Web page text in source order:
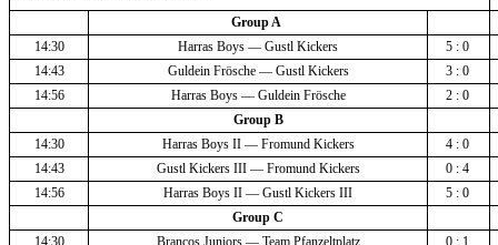
Group A
14:30
Harras Boys — Gustl Kickers
5 : 0
14:43
Guldein Frösche — Gustl Kickers
3 : 0
14:56
Harras Boys — Guldein Frösche
2 : 0
Group B
14:30
Harras Boys II — Fromund Kickers
4 : 0
14:43
Gustl Kickers III — Fromund Kickers
0 : 4
14:56
Harras Boys II — Gustl Kickers III
5 : 0
Group C
14:30
Brancos Juniors — Team Pfanzeltplatz
0 : 1